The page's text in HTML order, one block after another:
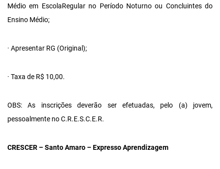
Médio em EscolaRegular no Período Noturno ou Concluintes do
Ensino Médio;
· Apresentar RG (Original);
· Taxa de R$ 10,00.
OBS: As inscrições deverão ser efetuadas, pelo (a) jovem,
pessoalmente no C.R.E.S.C.E.R.
CRESCER – Santo Amaro – Expresso Aprendizagem